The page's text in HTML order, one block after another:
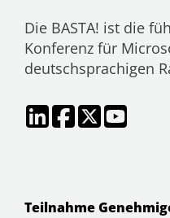
Die BASTA! ist die
Konferenz für
deutschsprachigen
Teilnahme